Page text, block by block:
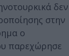
δεν
στην
ο
παρεχώρησε